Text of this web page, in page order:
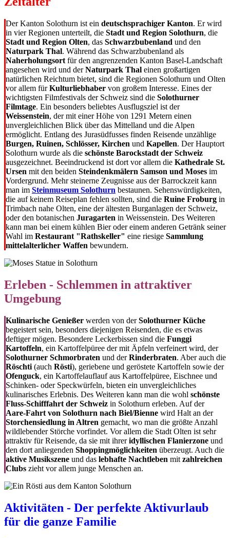
Der Kanton Solothurn ist ein deutschsprachiger Kanton. Er wird
in vier Regionen unterteilt, die Stadt und Region Solothurn, die
Stadt und Region Olten, das Schwarzbubenland und den
Naturpark Thal. Während das Schwarzbubenland als
Naherholungsort für den angrenzenden Kanton Basel-Landschaft
angesehen wird und derNaturpark Thal einen großartigen
natürlichen Reichtum bietet, sind die Regionen Solothurn und Olten
vor allem fürKulturliebhaber von großem Interesse. Eines der
wichtigsten Filmfestivals der Schweiz sind die Solothurner
Filmtage. Ein besonders beliebtes Ausflugsziel ist der
Weissenstein, der mit einer Höhe von 1291 Metern einen
unvergleichlichen Blick über das Mittelland und die Alpen
ermöglicht. Entlang des Jurasüdfusses finden Reisende unzählige
Burgen, Ruinen, Schlösser, Kirchen und Kapellen. Der Hauptort
Solothurn wurde als die schönste Barockstadt der Schweiz
ausgezeichnet. Beeindruckend ist dort vor allem die Kathedrale St.
Ursen mit den beiden Steindenkmälern Samson und Moses im
Vordergrund. Mehr steinerne Zeugnisse aus der Barrockzeit kann
man im Steinmuseum Solothurn bestaunen. Sehenswürdigkeiten,
die auf keinem Reiseplan fehlen sollten, sind die Ruine Froburg in
Trimbach nahe Olten, eine der ältesten Burganlagen der Schweiz,
oder den botanischen Juragarten in Weissenstein. Des Weiteren
kann man bei einem kühlen Bier oder einem anderen Getränk seiner
Wahl im Restaurant "Rathskeller" eine riesige Sammlung
mittelalterlicher Waffen bewundern.
Erleben - Schlemmen in attraktiver
Umgebung
Kulinarische Genießer werden von derSolothurner Küche
begeistert sein, besonders diejenigen Reisenden, die es etwas
deftiger mögen. Besondere Leckerbissen sind die Funggi
Kartoffeln, ein Kartoffelpüree der mit Äpfeln verfeinert wird, der
Solothurner Schmorbraten und derRinderbraten. Aber auch die
Röschti (auch Rösti), geriebene und geröstete Kartoffeln sowie der
Ofenguck, ein Kartoffelauflauf aus Kartoffelpüree, Eischnee und
Schinken- oder Speckwürfeln, bieten ein unvergleichliches
kulinarisches Erlebnis. Des Weiteren kann man die wohl schönste
Fluss-Schifffahrt der Schweiz in Solothurn erleben. Auf der
Aare-Fahrt von Solothurn nach Biel/Bienne wird Halt an der
Storchensiedlung in Altren gemacht, wo man die größte Anzahl
wildlebender Störche vorfindet. Vor allem die Stadt Olten ist sehr
attraktiv für Reisende, da sie mit ihreridyllischen Flanierzone und
den dort anliegenden Shoppingmöglichkeiten überzeugt. Auch die
aktive Musikszene und das lebhafte Nachtleben mit zahlreichen
Clubs zieht vor allem junge Menschen an.
Aktivitäten - Der perfekte Aktivurlaub
für die ganze Familie